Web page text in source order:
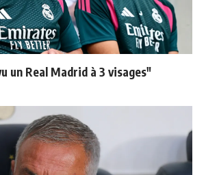
un Real Madrid à 3 visages"